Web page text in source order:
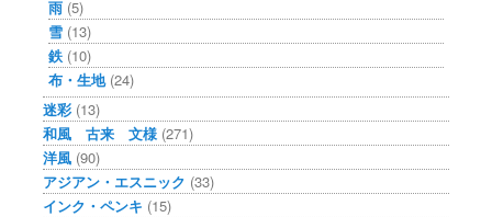
雨 (5)
雪 (13)
鉄 (10)
布・生地(24)
迷彩 (13)
和風 古来 文様 (271)
洋風 (90)
アジアン・エスニック (33)
インク・ペンキ (15)